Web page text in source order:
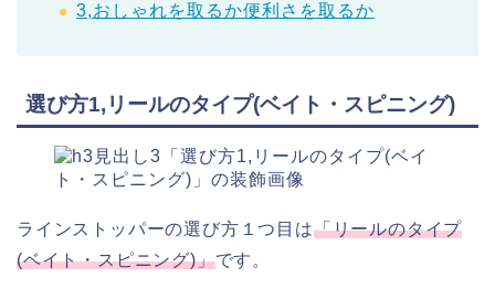
3,おしゃれを取るか便利さを取るか
選び方1,リールのタイプ(ベイト・スピニング)
ラインストッパーの選び方１つ目は「リールのタイプ
(ベイト・スピニング)」です。